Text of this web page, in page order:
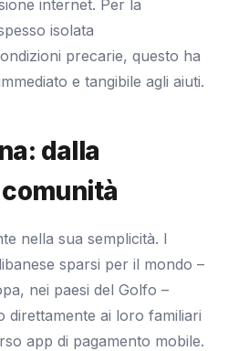
internet. Per la
isolata
precarie, questo ha
e tangibile agli aiuti.
dalla
nella sua semplicità. I
sparsi per il mondo –
nei paesi del Golfo –
direttamente ai loro familiari
app di pagamento mobile.